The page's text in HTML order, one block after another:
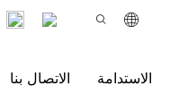
الاتصال بنا الاستدامة